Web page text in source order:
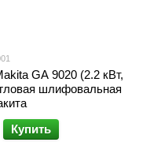
GA 9020 (2.2 кВт,
шлифовальная
Купить